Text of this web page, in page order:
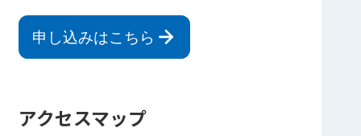
申し込みはこちら
アクセスマップ